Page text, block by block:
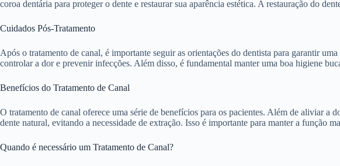
coroa dentária para proteger o dente e restaurar sua aparência estética. A restauração do
Cuidados Pós-Tratamento
Após o tratamento de canal, é importante seguir as orientações do dentista para garantir
controlar a dor e prevenir infecções. Além disso, é fundamental manter uma boa higiene
Benefícios do Tratamento de Canal
O tratamento de canal oferece uma série de benefícios para os pacientes. Além de aliviar a
dente natural, evitando a necessidade de extração. Isso é importante para manter a função
Quando é necessário um Tratamento de Canal?